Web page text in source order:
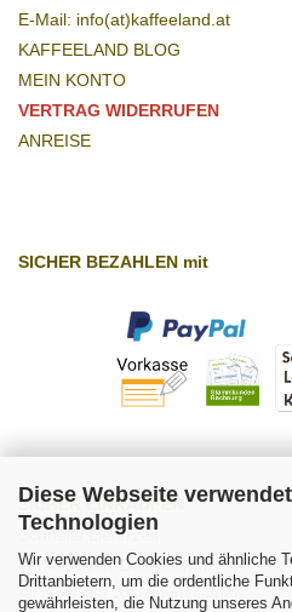
Diese Webseite
Technologien
Wir verwenden Cookies und ähnliche
Drittanbietern, um die ordentliche
gewährleisten, die Nutzung unseres
E-Mail: info(at)kaffeeland.at
KAFFEELAND BLOG
MEIN KONTO
VERTRAG WIDERRUFEN
ANREISE
SICHER BEZAHLEN mit
SICHER EINKAUFEN
Schnelle Lieferzeit
Verlässlicher Datenschutz
Sichere SSL-Verschlüsselung